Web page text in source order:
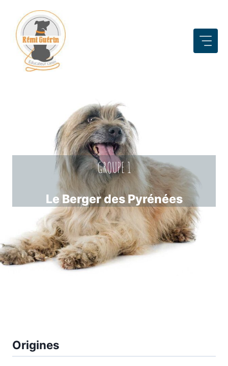
contenu
GROUPE 1
Le Berger des Pyrénées
Origines